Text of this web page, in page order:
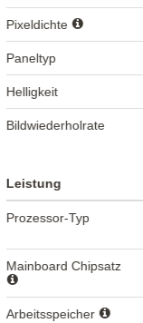
Pixeldichte
Paneltyp
Helligkeit
Bildwiederholrate
Leistung
Prozessor-Typ
Mainboard Chipsatz
Arbeitsspeicher